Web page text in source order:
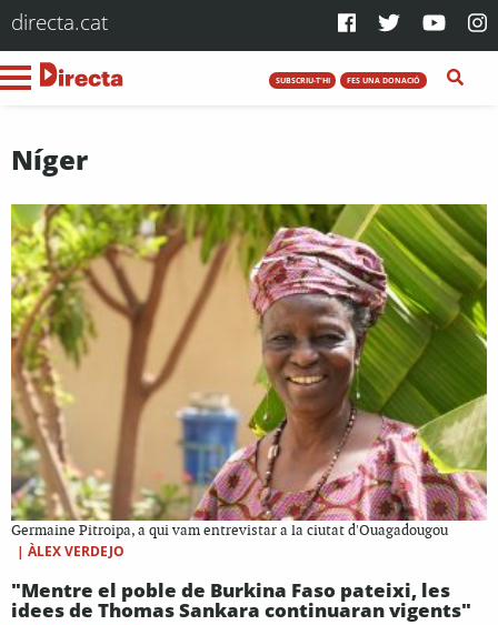
directa.cat
SUBSCRIU-T'HI FES UNA DONACIÓ
Níger
Germaine Pitroipa, a qui vam entrevistar a la ciutat d'Ouagadougou
| ÀLEX VERDEJO
"Mentre el poble de Burkina Faso pateixi, les
idees de Thomas Sankara continuaran vigents"